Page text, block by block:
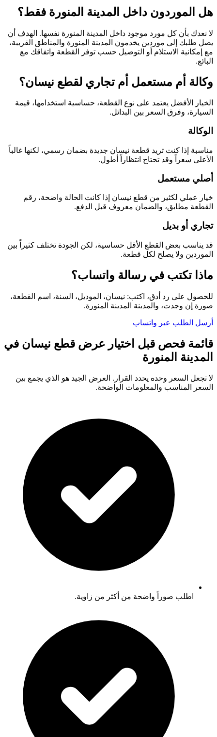
هل الموردون داخل المدينة المنورة فقط؟
لا نعدك بأن كل مورد موجود داخل المدينة المنورة نفسها. الهدف أن
يصل طلبك إلى موردين يخدمون المدينة المنورة والمناطق القريبة،
مع إمكانية الاستلام أو التوصيل حسب توفر القطعة واتفاقك مع
البائع.
وكالة أم مستعمل أم تجاري لقطع نيسان؟
الخيار الأفضل يعتمد على نوع القطعة، حساسية استخدامها، قيمة
السيارة، وفرق السعر بين البدائل.
الوكالة
مناسبة إذا كنت تريد قطعة نيسان جديدة بضمان رسمي، لكنها غالباً
الأعلى سعراً وقد تحتاج انتظاراً أطول.
أصلي مستعمل
خيار عملي لكثير من قطع نيسان إذا كانت الحالة واضحة، رقم
القطعة مطابق، والضمان معروف قبل الدفع.
تجاري أو بديل
قد يناسب بعض القطع الأقل حساسية، لكن الجودة تختلف كثيراً بين
الموردين ولا يصلح لكل قطعة.
ماذا تكتب في رسالة واتساب؟
للحصول على رد أدق، اكتب: نيسان، الموديل، السنة، اسم القطعة،
صورة إن وجدت، والمدينة المدينة المنورة.
أرسل الطلب عبر واتساب
قائمة فحص قبل اختيار عرض قطع نيسان في
المدينة المنورة
لا تجعل السعر وحده يحدد القرار. العرض الجيد هو الذي يجمع بين
السعر المناسب والمعلومات الواضحة.
اطلب صوراً واضحة من أكثر من زاوية.